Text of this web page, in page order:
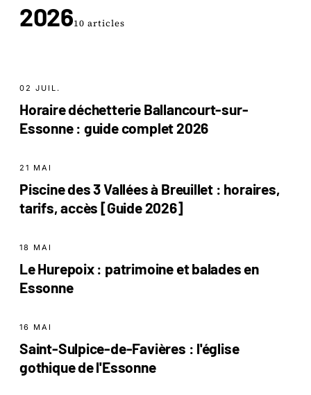
202610 articles
02 JUIL.
Horaire déchetterie Ballancourt-sur-
Essonne : guide complet 2026
21 MAI
Piscine des 3 Vallées à Breuillet : horaires,
tarifs, accès [Guide 2026]
18 MAI
Le Hurepoix : patrimoine et balades en
Essonne
16 MAI
Saint-Sulpice-de-Favières : l'église
gothique de l'Essonne